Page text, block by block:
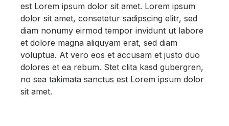
est Lorem ipsum dolor sit amet. Lorem ipsum
dolor sit amet, consetetur sadipscing elitr, sed
diam nonumy eirmod tempor invidunt ut labore
et dolore magna aliquyam erat, sed diam
voluptua. At vero eos et accusam et justo duo
dolores et ea rebum. Stet clita kasd gubergren,
no sea takimata sanctus est Lorem ipsum dolor
sit amet.